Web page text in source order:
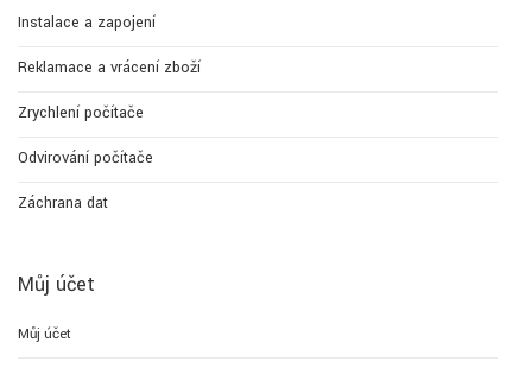
Instalace a zapojení
Reklamace a vrácení zboží
Zrychlení počítače
Odvirování počítače
Záchrana dat
Můj účet
Můj účet